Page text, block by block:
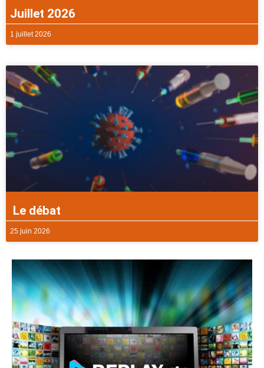
Juillet 2026
1 juillet 2026
Le débat
25 juin 2026